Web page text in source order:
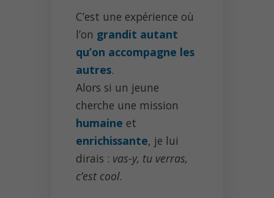
C’est une expérience où
l’on grandit autant
qu’on accompagne les
autres.
Alors si un jeune
cherche une mission
humaine et
enrichissante, je lui
dirais : vas-y, tu verras,
c’est cool.